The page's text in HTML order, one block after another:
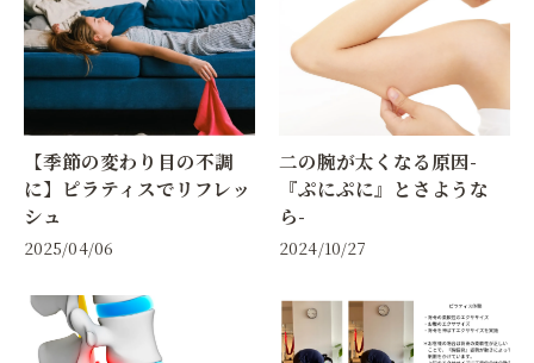
【季節の変わり目の不調
に】ピラティスでリフレッ
シュ
2025/04/06
二の腕が太くなる原因-
『ぷにぷに』とさような
ら-
2024/10/27